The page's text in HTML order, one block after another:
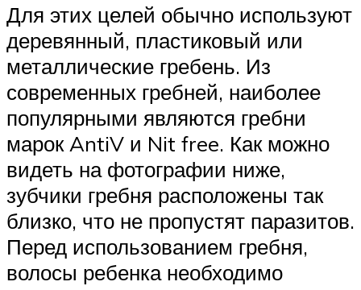
Для этих целей обычно используют
деревянный, пластиковый или
металлические гребень. Из
современных гребней, наиболее
популярными являются гребни
марок AntiV и Nit free. Как можно
видеть на фотографии ниже,
зубчики гребня расположены так
близко, что не пропустят паразитов.
Перед использованием гребня,
волосы ребенка необходимо